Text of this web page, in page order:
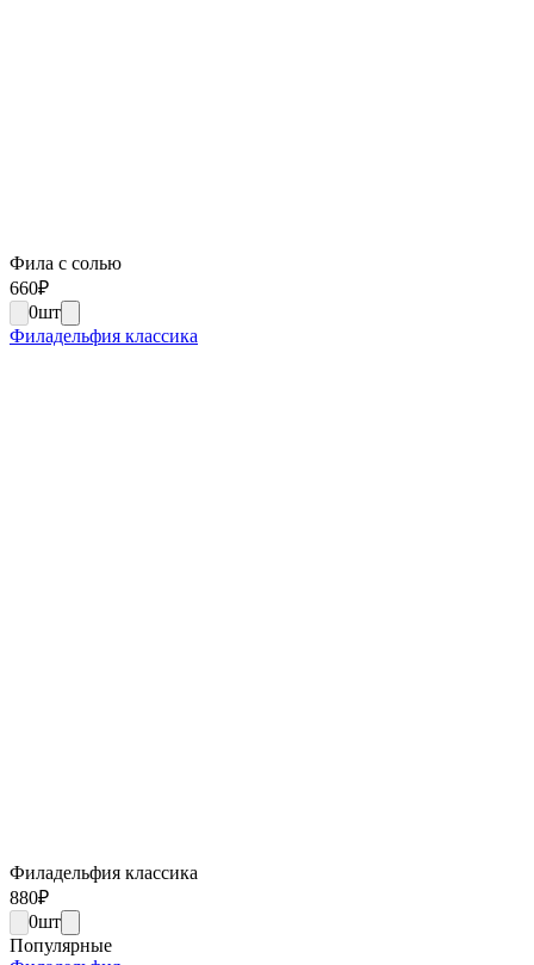
Фила с солью
660₽
0шт
Филадельфия классика
Филадельфия классика
880₽
0шт
Популярные